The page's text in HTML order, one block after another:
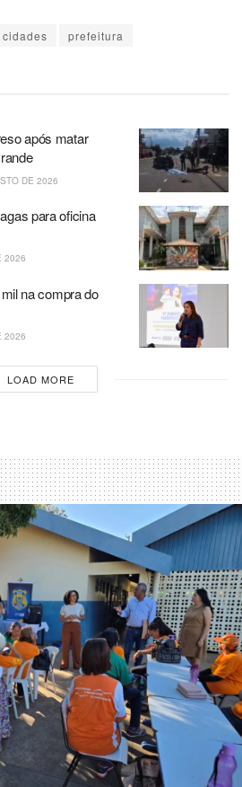
cidades prefeitura
após matar
DE 2026
para oficina
2026
na compra do
2026
LOAD MORE